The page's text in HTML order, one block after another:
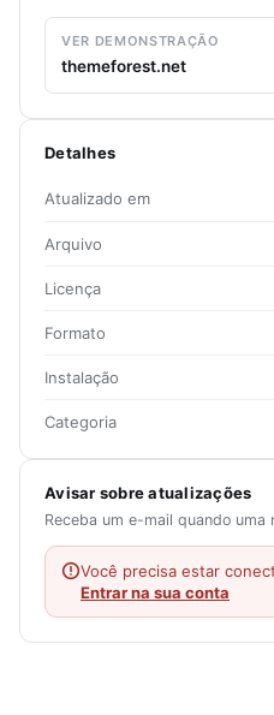
VER DEMONSTRAÇÃO
themeforest.net
Detalhes
Atualizado em
Arquivo
Licença
Formato
Instalação
Categoria
Avisar sobre atualizações
Receba um e-mail quando
Você precisa estar
Entrar na sua conta